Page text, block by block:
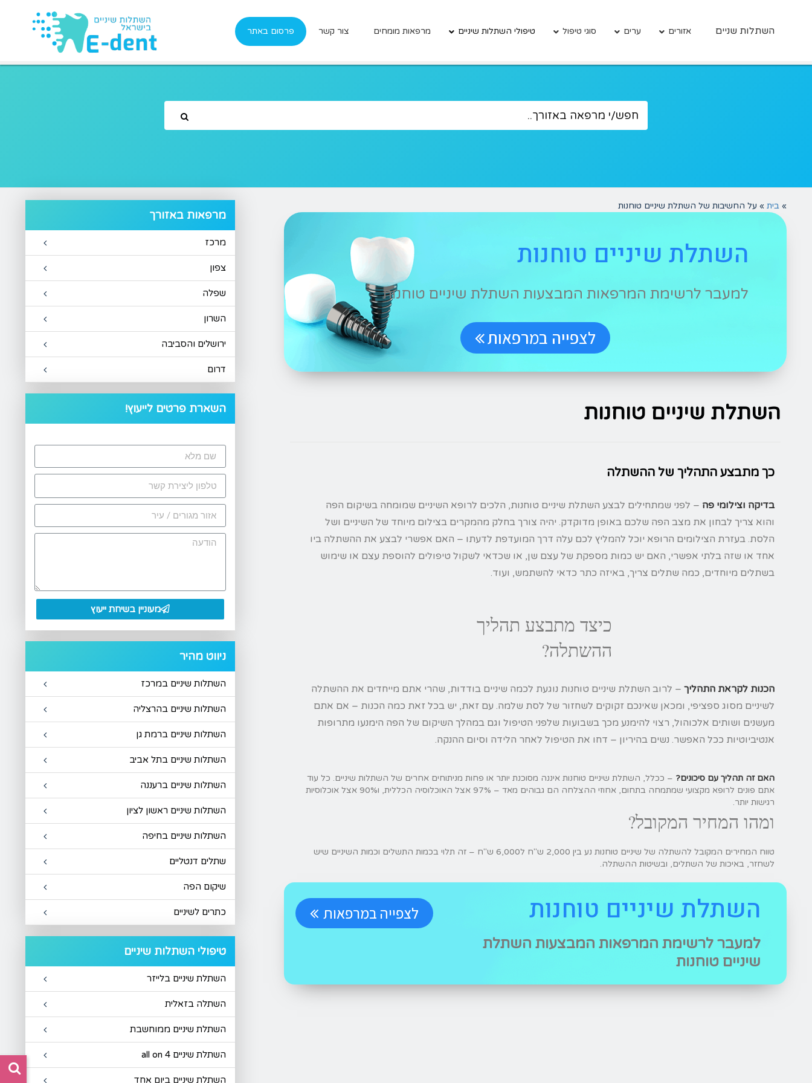
השתלות שניים אזורים ערים סוגי טיפול טיפולי השתלות שיניים מרפאות מומחים צור קשר פרסום באתר
מרפאות באזורך
מרכז
צפון
שפלה
השרון
ירושלים והסביבה
דרום
השארת פרטים לייעוץ!
מעוניין בשיחת ייעוץ
ניווט מהיר
השתלות שיניים במרכז
השתלות שיניים בהרצליה
השתלות שיניים ברמת גן
השתלות שיניים בתל אביב
השתלות שיניים ברעננה
השתלות שיניים ראשון לציון
השתלות שיניים בחיפה
שתלים דנטליים
שיקום הפה
כתרים לשיניים
טיפולי השתלות שיניים
השתלת שיניים בלייזר
השתלה בזאלית
השתלת שיניים ממוחשבת
השתלת שיניים all on 4
השתלת שיניים ביום אחד
» בית » על החשיבות של השתלת שיניים טוחנות
השתלת שיניים טוחנות
למעבר לרשימת המרפאות המבצעות השתלת שיניים טוחנות
לצפייה במרפאות
השתלת שיניים טוחנות
כך מתבצע התהליך של ההשתלה
בדיקה וצילומי פה – לפני שמתחילים לבצע השתלת שיניים טוחנות, הלכים לרופא השיניים שמומחה בשיקום הפה
והוא צריך לבחון את מצב הפה שלכם באופן מדוקדק. יהיה צורך בחלק מהמקרים בצילום מיוחד של השיניים ושל
הלסת. בעזרת הצילומים הרופא יוכל להמליץ לכם עלה דרך המועדפת לדעתו – האם אפשרי לבצע את ההשתלה ביו
אחד או שזה בלתי אפשרי, האם יש כמות מספקת של עצם שן, או שכדאי לשקול טיפולים להוספת עצם או שימוש
בשתלים מיוחדים, כמה שתלים צריך, באיזה כתר כדאי להשתמש, ועוד.
כיצד מתבצע תהליך
ההשתלה?
הכנות לקראת התהליך – לרוב השתלת שיניים טוחנות נוגעת לכמה שיניים בודדות, שהרי אתם מייחדים את ההשתלה
לשיניים מסוג ספציפי, ומכאן שאינכם זקוקים לשחזור של לסת שלמה. עם זאת, יש בכל זאת כמה הכנות – אם אתם
מעשנים ושותים אלכוהול, רצוי להימנע מכך בשבועות שלפני הטיפול וגם במהלך השיקום של הפה הימנעו מתרופות
אנטיביוטיות ככל האפשר. נשים בהיריון – דחו את הטיפול לאחר הלידה וסיום ההנקה.
האם זה תהליך עם סיכונים? – ככלל, השתלת שיניים טוחנות איננה מסוכנת יותר או פחות מניתוחים אחרים של השתלות שיניים. כל עוד
אתם פונים לרופא מקצועי שמתמחה בתחום, אחוזי ההצלחה הם גבוהים מאד – 97% אצל האוכלוסיה הכללית, ו90% אצל אוכלוסיות
רגישות יותר.
ומהו המחיר המקובל?
טווח המחירים המקובל להשתלה של שיניים טוחנות נע בין 2,000 ש"ח ל6,000 ש"ח – זה תלוי בכמות התשלים וכמות השיניים שיש
לשחזר, באיכות של השתלים, ובשיטות ההשתלה.
השתלת שיניים טוחנות
למעבר לרשימת המרפאות המבצעות השתלת
שיניים טוחנות
לצפייה במרפאות